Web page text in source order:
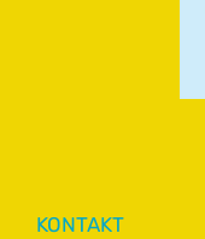
KONTAKT